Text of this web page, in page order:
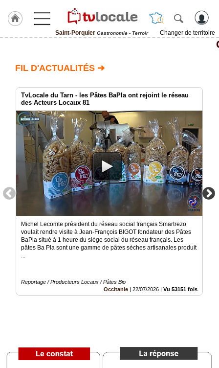
Saint-Porquier Gastronomie - Terroir
Changer de territoire
Saint-
Porquier
TvLocale
France
Accueil
RUBRIQUES
Agenda
Vidéos
Médias
groupe
Prémium
FIL D'ACTUALITÉS ➔
TvLocale du Tarn - les Pâtes BaPla ont rejoint le réseau
des Acteurs Locaux 81
Michel Lecomte président du réseau social français Smartrezo
voulait rendre visite à Jean-François BIGOT fondateur des Pâtes
BaPla situé à 1 heure du siège social du réseau français. Les
pâtes Ba Pla sont une gamme de pâtes sèches artisanales produit
...
Reportage / Producteurs Locaux / Pâtes Bio
Occitanie
22/07/2026 Vu 53151 fois